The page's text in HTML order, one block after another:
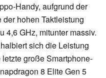
Handy, aufgrund der
hohen Taktleistung
4,6 GHz, mitunter massiv.
sich die Leistung
große Smartphone-
8 Elite Gen 5